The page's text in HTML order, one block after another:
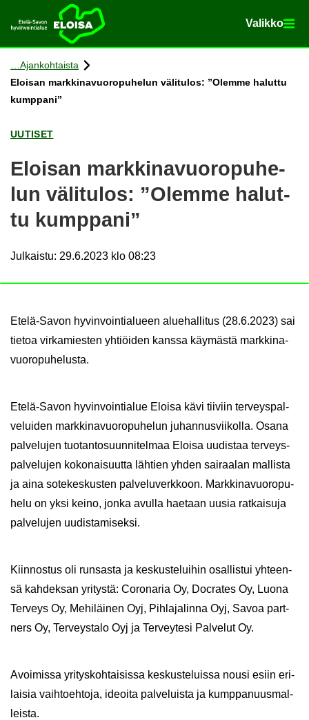
Etusi­vu Va­lik­ko
Va­lik­ko
Siir­ry si­säl­töön
Ajan­koh­tais­ta
Eloi­san mark­ki­na­vuo­ro­pu­he­lun vä­li­tu­los: ”Olem­me ha­lut­tu
kump­pa­ni”
UU­TI­SET
Eloi­san mark­ki­na­vuo­ro­pu­he­
lun vä­li­tu­los: ”Olem­me ha­lut­
tu kump­pa­ni”
Julkaistu: 29.6.2023 klo 08:23
Etelä-​Savon hy­vin­voin­tia­lu­een alue­hal­li­tus (28.6.2023) sai
tie­toa vir­ka­mies­ten yh­tiöi­den kans­sa käy­mäs­tä mark­ki­na­
vuo­ro­pu­he­lus­ta.
Etelä-​Savon hy­vin­voin­tia­lue Eloi­sa kävi tii­viin ter­veys­pal­
ve­lui­den mark­ki­na­vuo­ro­pu­he­lun ju­han­nus­vii­kol­la. Osana
pal­ve­lu­jen tuo­tan­to­suun­ni­tel­maa Eloi­sa uu­dis­taa ter­veys­
pal­ve­lu­jen ko­ko­nai­suut­ta läh­tien yhden sai­raa­lan mal­lis­ta
ja aina so­te­kes­kus­ten pal­ve­lu­verk­koon. Mark­ki­na­vuo­ro­pu­
he­lu on yksi keino, jonka avul­la hae­taan uusia rat­kai­su­ja
pal­ve­lu­jen uu­dis­ta­mi­sek­si.
Kiin­nos­tus oli run­sas­ta ja kes­kus­te­lui­hin osal­lis­tui yh­teen­
sä kah­dek­san yri­tys­tä: Co­ro­na­ria Oy, Doc­ra­tes Oy, Luona
Ter­veys Oy, Me­hi­läi­nen Oyj, Pih­la­ja­lin­na Oyj, Savoa part­
ners Oy, Ter­veys­ta­lo Oyj ja Ter­vey­te­si Pal­ve­lut Oy.
Avoi­mis­sa yri­tys­koh­tai­sis­sa kes­kus­te­luis­sa nousi esiin eri­
lai­sia vaih­toeh­to­ja, ideoi­ta pal­ve­luis­ta ja kump­pa­nuus­mal­
leis­ta.